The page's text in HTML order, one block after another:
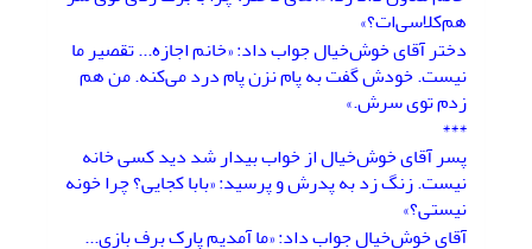
هم‌کلاسی‌ات؟»
دختر آقای خوش‌خیال جواب داد: «خانم اجازه... تقصیر ما
نیست. خودش گفت به پام نزن پام درد می‌کنه. من هم
زدم توی سرش.»
***
پسر آقای خوش‌خیال از خواب بیدار شد دید کسی خانه
نیست. زنگ زد به پدرش و پرسید: «بابا کجایی؟ چرا خونه
نیستی؟»
آقای خوش‌خیال جواب داد: «ما آمدیم پارک برف بازی...